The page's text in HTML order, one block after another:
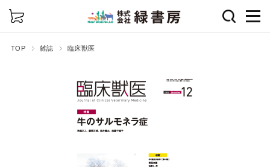
TOP 雑誌 臨床獣医